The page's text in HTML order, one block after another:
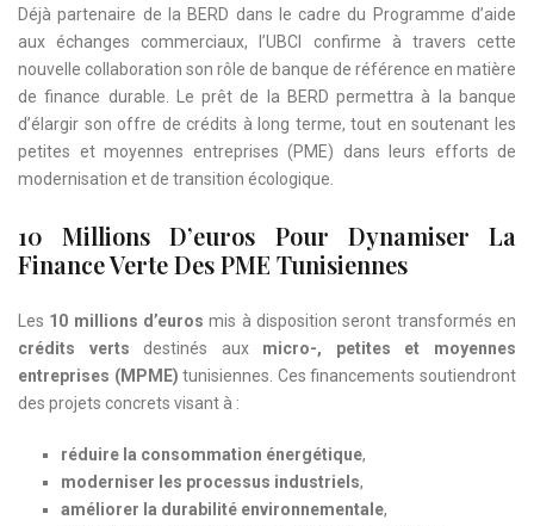
Déjà partenaire de la BERD dans le cadre du Programme d’aide
aux échanges commerciaux, l’UBCI confirme à travers cette
nouvelle collaboration son rôle de banque de référence en matière
de finance durable. Le prêt de la BERD permettra à la banque
d’élargir son offre de crédits à long terme, tout en soutenant les
petites et moyennes entreprises (PME) dans leurs efforts de
modernisation et de transition écologique.
10 Millions D’euros Pour Dynamiser La
Finance Verte Des PME Tunisiennes
Les 10 millions d’euros mis à disposition seront transformés en
crédits verts destinés aux micro-, petites et moyennes
entreprises (MPME) tunisiennes. Ces financements soutiendront
des projets concrets visant à :
réduire la consommation énergétique,
moderniser les processus industriels,
améliorer la durabilité environnementale,